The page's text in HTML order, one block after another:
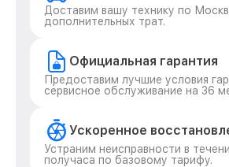
Доставим вашу технику по
дополнительных трат.
Официальная гарантия
Предоставим лучшие условия
сервисное обслуживание на 36
Ускоренное
Устраним неисправности в
получаса по базовому тарифу.